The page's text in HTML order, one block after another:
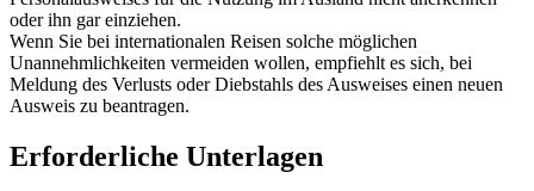
oder ihn gar einziehen.
Wenn Sie bei internationalen Reisen solche möglichen
Unannehmlichkeiten vermeiden wollen, empfiehlt es sich, bei
Meldung des Verlusts oder Diebstahls des Ausweises einen neuen
Ausweis zu beantragen.
Erforderliche Unterlagen